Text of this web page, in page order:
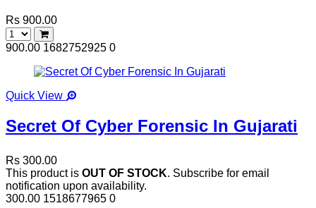
Rs 900.00
900.00 1682752925 0
Quick View
Secret Of Cyber Forensic In Gujarati
Rs 300.00
This product is OUT OF STOCK. Subscribe for email
notification upon availability.
300.00 1518677965 0